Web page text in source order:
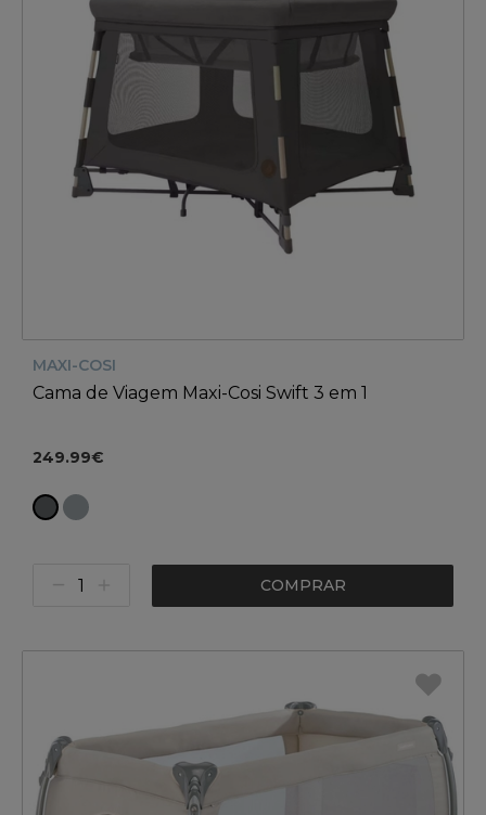
MAXI-COSI
Cama de Viagem Maxi-Cosi Swift 3 em 1
249.99€
COMPRAR